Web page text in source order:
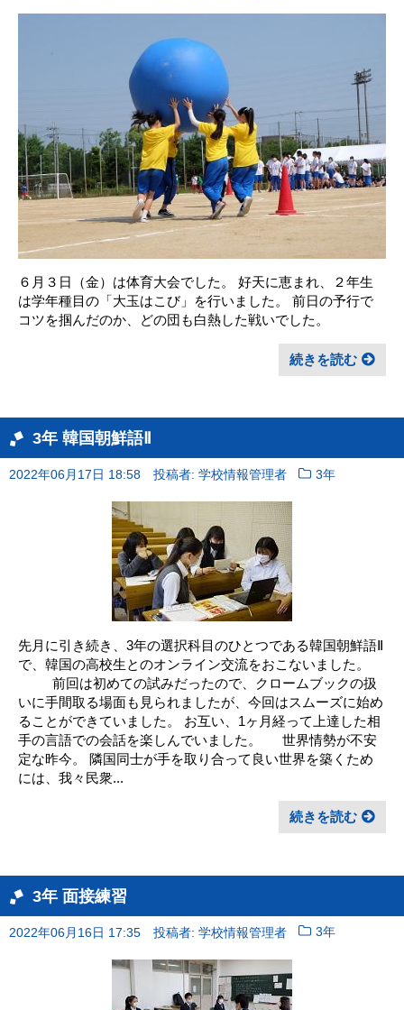
６月３日（金）は体育大会でした。 好天に恵まれ、２年生
は学年種目の「大玉はこび」を行いました。 前日の予行で
コツを掴んだのか、どの団も白熱した戦いでした。
続きを読む
3年 韓国朝鮮語Ⅱ
2022年06月17日 18:58 投稿者: 学校情報管理者 3年
先月に引き続き、3年の選択科目のひとつである韓国朝鮮語Ⅱ
で、韓国の高校生とのオンライン交流をおこないました。
前回は初めての試みだったので、クロームブックの扱
いに手間取る場面も見られましたが、今回はスムーズに始め
ることができていました。 お互い、1ヶ月経って上達した相
手の言語での会話を楽しんでいました。 世界情勢が不安
定な昨今。 隣国同士が手を取り合って良い世界を築くため
には、我々民衆...
続きを読む
3年 面接練習
2022年06月16日 17:35 投稿者: 学校情報管理者 3年